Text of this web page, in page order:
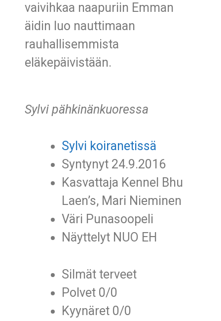
vaivihkaa naapuriin Emman
äidin luo nauttimaan
rauhallisemmista
eläkepäivistään.
Sylvi pähkinänkuoressa
Sylvi koiranetissä
Syntynyt 24.9.2016
Kasvattaja Kennel Bhu
Laen’s, Mari Nieminen
Väri Punasoopeli
Näyttelyt NUO EH
Silmät terveet
Polvet 0/0
Kyynäret 0/0